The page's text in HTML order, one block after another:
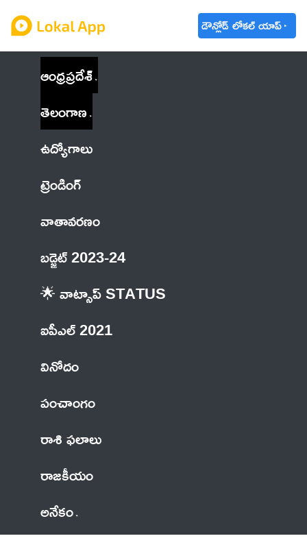
డౌన్లోడ్ లోకల్ యాప్
ఆంధ్రప్రదేశ్
తెలంగాణ
ఉద్యోగాలు
ట్రెండింగ్
వాతావరణం
బడ్జెట్ 2023-24
🌟 వాట్సాప్ STATUS
ఐపీఎల్ 2021
వినోదం
పంచాంగం
రాశి ఫలాలు
రాజకీయం
అనేకం